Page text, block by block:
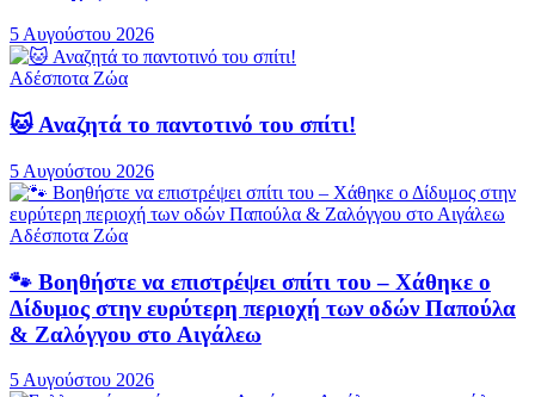
5 Αυγούστου 2026
Αδέσποτα Ζώα
🐱 Αναζητά το παντοτινό του σπίτι!
5 Αυγούστου 2026
Αδέσποτα Ζώα
🐾 Βοηθήστε να επιστρέψει σπίτι του – Χάθηκε ο
Δίδυμος στην ευρύτερη περιοχή των οδών Παπούλα
& Ζαλόγγου στο Αιγάλεω
5 Αυγούστου 2026